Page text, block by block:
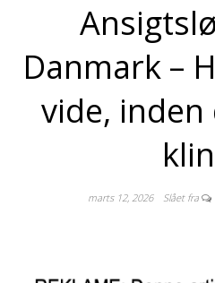
Danmark –
vide,
marts 12, 2026 Slået fra